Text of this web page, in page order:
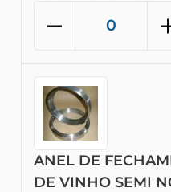
ANEL DE
DE VINHO SEMI